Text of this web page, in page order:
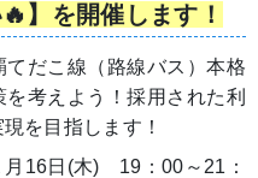
】を開催します！
だこ線（路線バス）本格
考えよう！採用された利
を目指します！
16日(木) 19：00～21：